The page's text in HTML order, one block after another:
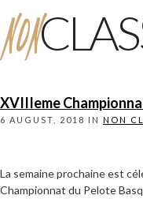
NON
XVIIIeme
6 AUGUST, 2018 IN NON
La semaine prochaine est
Championnat du Pelote